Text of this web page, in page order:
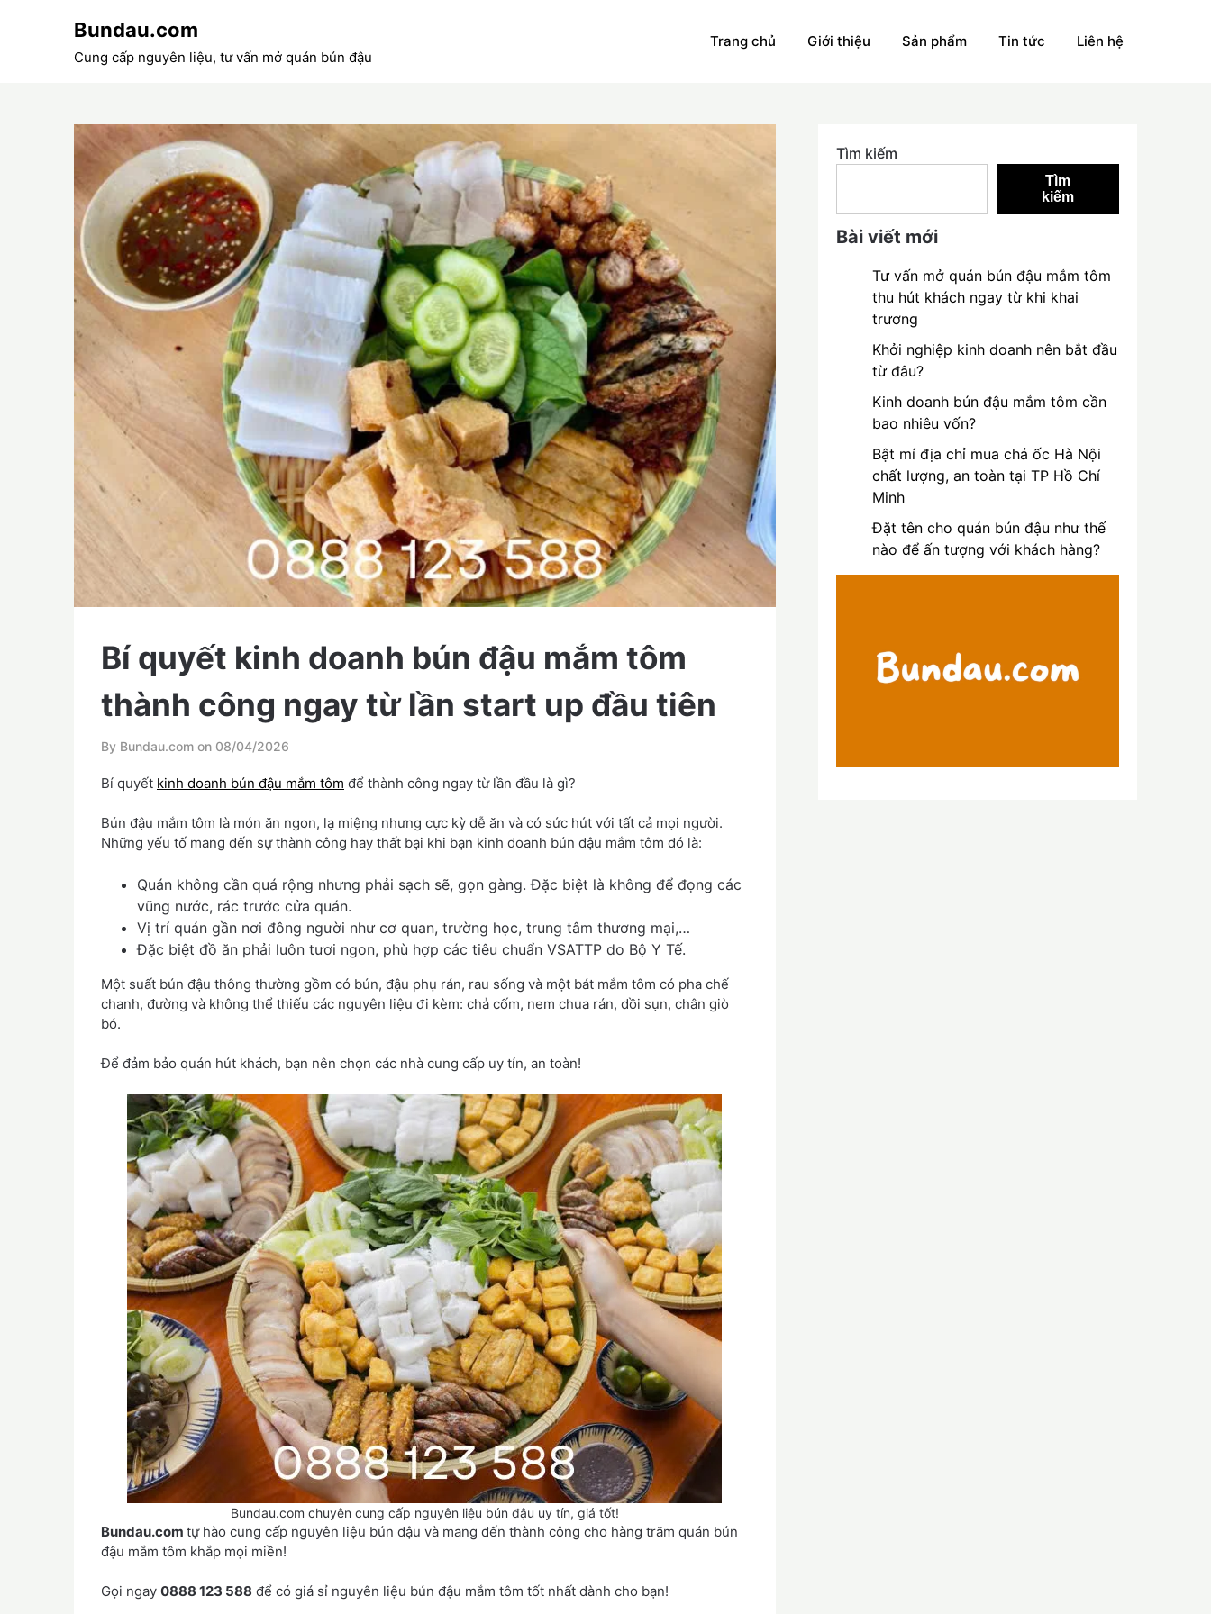
Bundau.com
Cung cấp nguyên liệu, tư vấn mở quán bún đậu
Trang chủ Giới thiệu Sản phẩm Tin tức Liên hệ
Bí quyết kinh doanh bún đậu mắm tôm
thành công ngay từ lần start up đầu tiên
By Bundau.com on 08/04/2026
Bí quyết kinh doanh bún đậu mắm tôm để thành công ngay từ lần đầu là gì?
Bún đậu mắm tôm là món ăn ngon, lạ miệng nhưng cực kỳ dễ ăn và có sức hút với tất cả mọi người.
Những yếu tố mang đến sự thành công hay thất bại khi bạn kinh doanh bún đậu mắm tôm đó là:
Quán không cần quá rộng nhưng phải sạch sẽ, gọn gàng. Đặc biệt là không để đọng các
vũng nước, rác trước cửa quán.
Vị trí quán gần nơi đông người như cơ quan, trường học, trung tâm thương mại,…
Đặc biệt đồ ăn phải luôn tươi ngon, phù hợp các tiêu chuẩn VSATTP do Bộ Y Tế.
Một suất bún đậu thông thường gồm có bún, đậu phụ rán, rau sống và một bát mắm tôm có pha chế
chanh, đường và không thể thiếu các nguyên liệu đi kèm: chả cốm, nem chua rán, dồi sụn, chân giò
bó.
Để đảm bảo quán hút khách, bạn nên chọn các nhà cung cấp uy tín, an toàn!
Bundau.com chuyên cung cấp nguyên liệu bún đậu uy tín, giá tốt!
Bundau.com tự hào cung cấp nguyên liệu bún đậu và mang đến thành công cho hàng trăm quán bún
đậu mắm tôm khắp mọi miền!
Gọi ngay 0888 123 588 để có giá sỉ nguyên liệu bún đậu mắm tôm tốt nhất dành cho bạn!
Tìm kiếm
Tìm
kiếm
Bài viết mới
Tư vấn mở quán bún đậu mắm tôm
thu hút khách ngay từ khi khai
trương
Khởi nghiệp kinh doanh nên bắt đầu
từ đâu?
Kinh doanh bún đậu mắm tôm cần
bao nhiêu vốn?
Bật mí địa chỉ mua chả ốc Hà Nội
chất lượng, an toàn tại TP Hồ Chí
Minh
Đặt tên cho quán bún đậu như thế
nào để ấn tượng với khách hàng?